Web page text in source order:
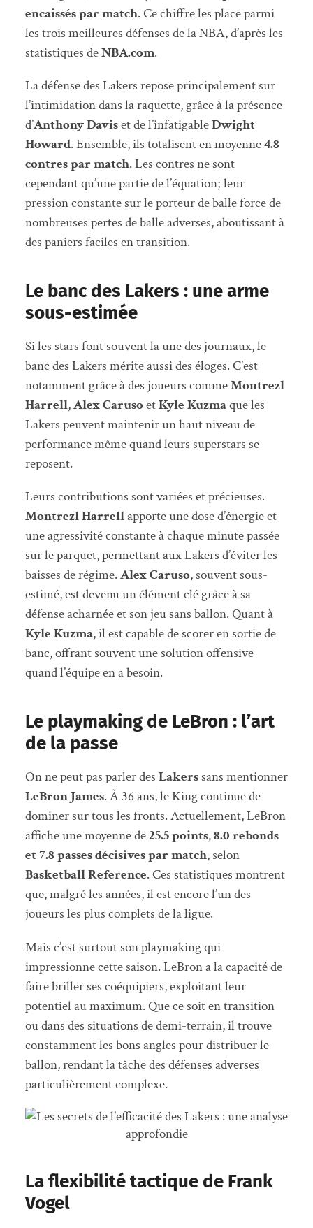
encaissés par match. Ce chiffre les place parmi
les trois meilleures défenses de la NBA, d’après les
statistiques deNBA.com.
La défense des Lakers repose principalement sur
l’intimidation dans la raquette, grâce à la présence
d’Anthony Daviset de l’infatigableDwight
Howard. Ensemble, ils totalisent en moyenne4.8
contres par match. Les contres ne sont
cependant qu’une partie de l’équation; leur
pression constante sur le porteur de balle force de
nombreuses pertes de balle adverses, aboutissant à
des paniers faciles en transition.
Le banc des Lakers : une arme
sous-estimée
Si les stars font souvent la une des journaux, le
banc des Lakers mérite aussi des éloges. C’est
notamment grâce à des joueurs commeMontrezl
Harrell,Alex CarusoetKyle Kuzmaque les
Lakers peuvent maintenir un haut niveau de
performance même quand leurs superstars se
reposent.
Leurs contributions sont variées et précieuses.
Montrezl Harrellapporte une dose d’énergie et
une agressivité constante à chaque minute passée
sur le parquet, permettant aux Lakers d’éviter les
baisses de régime.Alex Caruso, souvent sous-
estimé, est devenu un élément clé grâce à sa
défense acharnée et son jeu sans ballon. Quant à
Kyle Kuzma, il est capable de scorer en sortie de
banc, offrant souvent une solution offensive
quand l’équipe en a besoin.
Le playmaking de LeBron : l’art
de la passe
On ne peut pas parler des Lakerssans mentionner
LeBron James. À 36 ans, le King continue de
dominer sur tous les fronts. Actuellement, LeBron
affiche une moyenne de25.5 points, 8.0 rebonds
et 7.8 passes décisives par match, selon
Basketball Reference. Ces statistiques montrent
que, malgré les années, il est encore l’un des
joueurs les plus complets de la ligue.
Mais c’est surtout son playmaking qui
impressionne cette saison. LeBron a la capacité de
faire briller ses coéquipiers, exploitant leur
potentiel au maximum. Que ce soit en transition
ou dans des situations de demi-terrain, il trouve
constamment les bons angles pour distribuer le
ballon, rendant la tâche des défenses adverses
particulièrement complexe.
La flexibilité tactique de Frank
Vogel